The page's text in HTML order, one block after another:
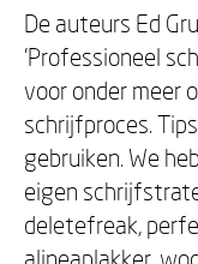
De auteurs Ed
'Professioneel
voor onder meer
schrijfproces.
gebruiken. We
eigen
deletefreak,
alineaplakker,